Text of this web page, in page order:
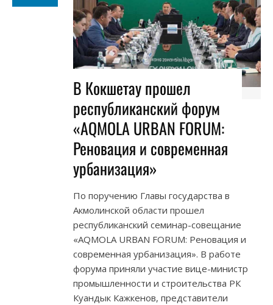
В Кокшетау прошел
республиканский форум
«AQMOLA URBAN FORUM:
Реновация и современная
урбанизация»
По поручению Главы государства в
Акмолинской области прошел
республиканский семинар-совещание
«AQMOLA URBAN FORUM: Реновация и
современная урбанизация». В работе
форума приняли участие вице-министр
промышленности и строительства РК
Куандык Кажкенов, представители